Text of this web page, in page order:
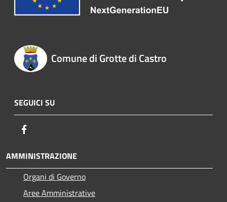
Comune di Grotte di Castro
SEGUICI SU
AMMINISTRAZIONE
Organi di Governo
Aree Amministrative